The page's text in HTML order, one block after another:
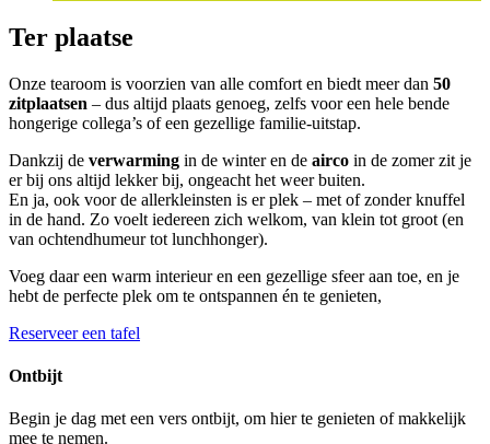
Ter plaatse
Onze tearoom is voorzien van alle comfort en biedt meer dan 50
zitplaatsen – dus altijd plaats genoeg, zelfs voor een hele bende
hongerige collega’s of een gezellige familie-uitstap.
Dankzij de verwarming in de winter en de airco in de zomer zit je
er bij ons altijd lekker bij, ongeacht het weer buiten.
En ja, ook voor de allerkleinsten is er plek – met of zonder knuffel
in de hand. Zo voelt iedereen zich welkom, van klein tot groot (en
van ochtendhumeur tot lunchhonger).
Voeg daar een warm interieur en een gezellige sfeer aan toe, en je
hebt de perfecte plek om te ontspannen én te genieten,
Reserveer een tafel
Ontbijt
Begin je dag met een vers ontbijt, om hier te genieten of makkelijk
mee te nemen.